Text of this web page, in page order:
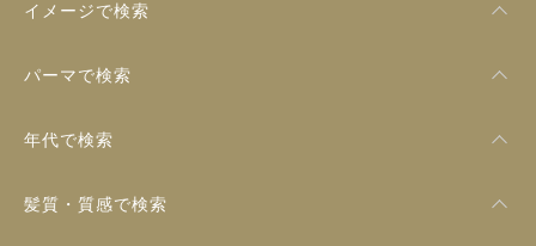
イメージで検索
パーマで検索
年代で検索
髪質・質感で検索